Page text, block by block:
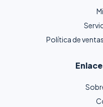
Política de